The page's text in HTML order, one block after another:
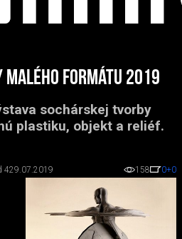
formátu 2019
sochárskej tvorby
plastiku, objekt a reliéf.
429.07.2019 158 0+0